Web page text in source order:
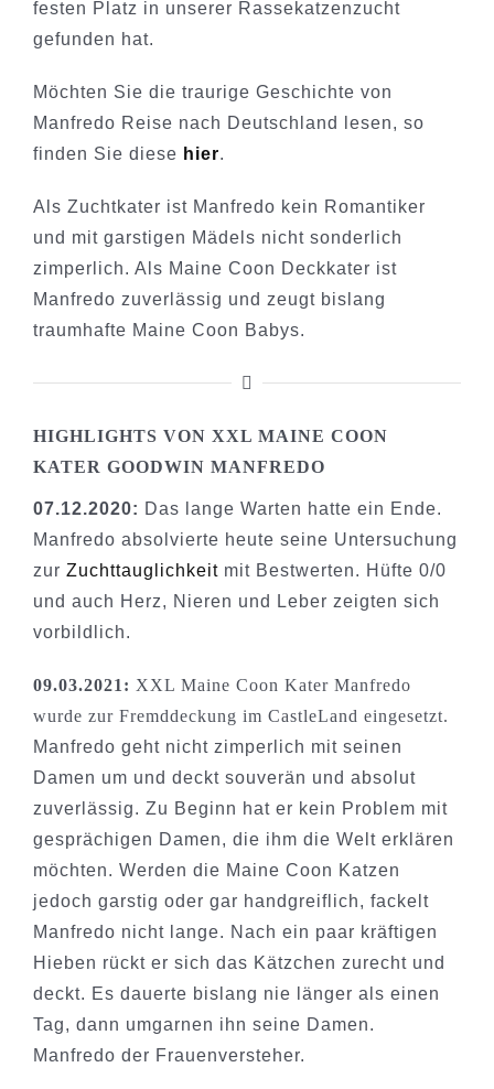
festen Platz in unserer Rassekatzenzucht
gefunden hat.
Möchten Sie die traurige Geschichte von
Manfredo Reise nach Deutschland lesen, so
finden Sie diese hier.
Als Zuchtkater ist Manfredo kein Romantiker
und mit garstigen Mädels nicht sonderlich
zimperlich. Als Maine Coon Deckkater ist
Manfredo zuverlässig und zeugt bislang
traumhafte Maine Coon Babys.
HIGHLIGHTS VON XXL MAINE COON
KATER GOODWIN MANFREDO
07.12.2020: Das lange Warten hatte ein Ende.
Manfredo absolvierte heute seine Untersuchung
zur Zuchttauglichkeitmit Bestwerten. Hüfte 0/0
und auch Herz, Nieren und Leber zeigten sich
vorbildlich.
09.03.2021: XXL Maine Coon Kater Manfredo
wurde zur Fremddeckung im CastleLand eingesetzt.
Manfredo geht nicht zimperlich mit seinen
Damen um und deckt souverän und absolut
zuverlässig. Zu Beginn hat er kein Problem mit
gesprächigen Damen, die ihm die Welt erklären
möchten. Werden die Maine Coon Katzen
jedoch garstig oder gar handgreiflich, fackelt
Manfredo nicht lange. Nach ein paar kräftigen
Hieben rückt er sich das Kätzchen zurecht und
deckt. Es dauerte bislang nie länger als einen
Tag, dann umgarnen ihn seine Damen.
Manfredo der Frauenversteher.